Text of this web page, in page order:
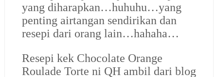
yang diharapkan…huhuhu…yang
penting airtangan sendirikan dan
resepi dari orang lain…hahaha…
Resepi kek Chocolate Orange
Roulade Torte ni QH ambil dari blog